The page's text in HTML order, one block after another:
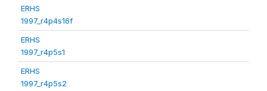
ERHS
1997_r4p4s16f
ERHS
1997_r4p5s1
ERHS
1997_r4p5s2